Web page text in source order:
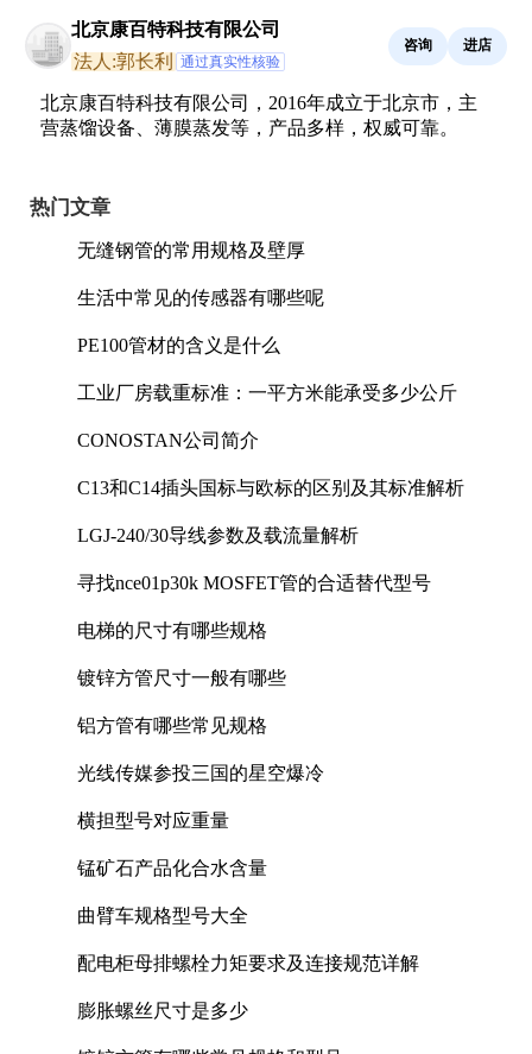
北京康百特科技有限公司
法人:郭长利
通过真实性核验
咨询 进店
北京康百特科技有限公司，2016年成立于北京市，主
营蒸馏设备、薄膜蒸发等，产品多样，权威可靠。
热门文章
无缝钢管的常用规格及壁厚
生活中常见的传感器有哪些呢
PE100管材的含义是什么
工业厂房载重标准：一平方米能承受多少公斤
CONOSTAN公司简介
C13和C14插头国标与欧标的区别及其标准解析
LGJ-240/30导线参数及载流量解析
寻找nce01p30k MOSFET管的合适替代型号
电梯的尺寸有哪些规格
镀锌方管尺寸一般有哪些
铝方管有哪些常见规格
光线传媒参投三国的星空爆冷
横担型号对应重量
锰矿石产品化合水含量
曲臂车规格型号大全
配电柜母排螺栓力矩要求及连接规范详解
膨胀螺丝尺寸是多少